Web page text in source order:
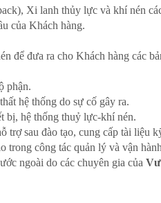
Xi lanh thủy lực và khí nén
của Khách hàng.
để đưa ra cho Khách hàng các
phận.
hệ thống do sự cố gây ra.
bị, hệ thống thuỷ lực-khí nén.
trợ sau đào tạo, cung cấp tài liệu
trong công tác quản lý và vận
ngoài do các chuyên gia của